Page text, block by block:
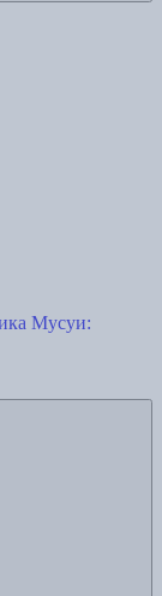
Мусуи: